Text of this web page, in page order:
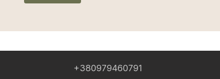
+380979460791